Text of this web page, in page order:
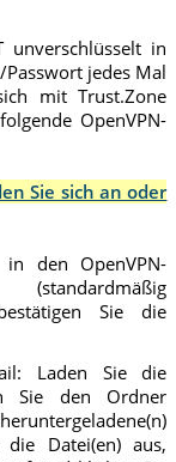
unverschlüsselt in
jedes Mal
mit Trust.Zone
OpenVPN-
Sie sich an oder
in den OpenVPN-
Sie die
Laden Sie die
Sie den Ordner
die Datei(en) aus,